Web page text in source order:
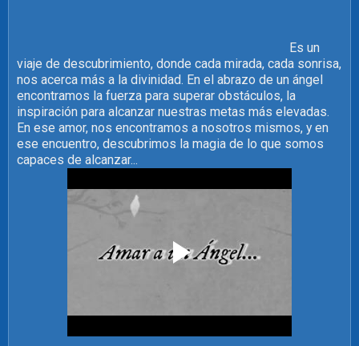
Es un
viaje de descubrimiento, donde cada mirada, cada sonrisa,
nos acerca más a la divinidad. En el abrazo de un ángel
encontramos la fuerza para superar obstáculos, la
inspiración para alcanzar nuestras metas más elevadas.
En ese amor, nos encontramos a nosotros mismos, y en
ese encuentro, descubrimos la magia de lo que somos
capaces de alcanzar...